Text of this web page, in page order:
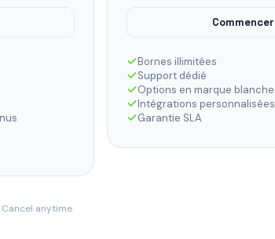
Commencer
Bornes illimitées
Support dédié
Options en marque blanche
Intégrations personnalisées
Garantie SLA
Cancel anytime